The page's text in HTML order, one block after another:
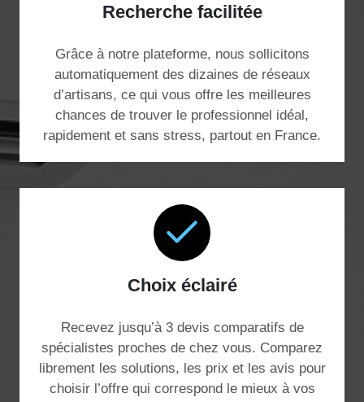
Recherche facilitée
Grâce à notre plateforme, nous sollicitons
automatiquement des dizaines de réseaux
d’artisans, ce qui vous offre les meilleures
chances de trouver le professionnel idéal,
rapidement et sans stress, partout en France.
Choix éclairé
Recevez jusqu’à 3 devis comparatifs de
spécialistes proches de chez vous. Comparez
librement les solutions, les prix et les avis pour
choisir l’offre qui correspond le mieux à vos